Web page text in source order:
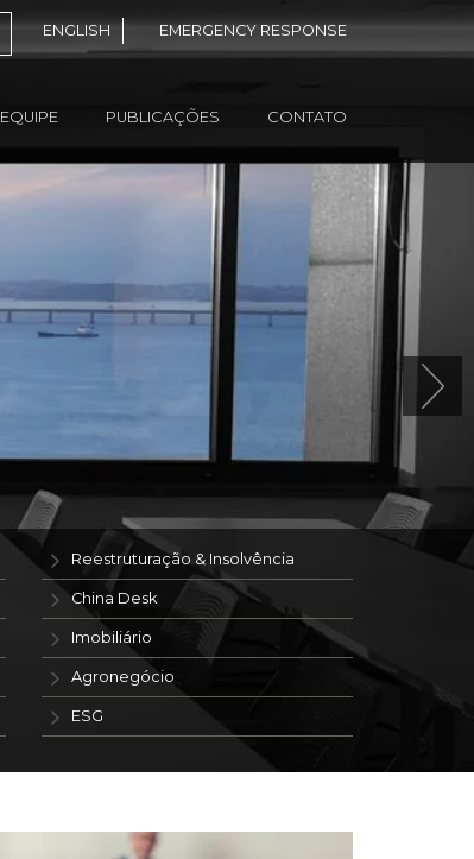
ENGLISH EMERGENCY RESPONSE
EQUIPE PUBLICAÇÕES CONTATO
Reestruturação & Insolvência
China Desk
Imobiliário
Agronegócio
ESG